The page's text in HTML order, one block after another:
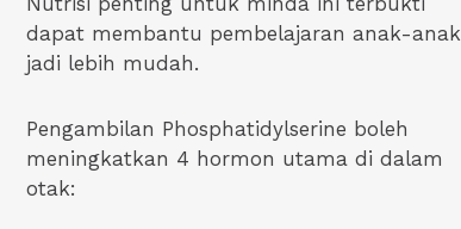
dapat membantu pembelajaran anak-anak
jadi lebih mudah.
Pengambilan Phosphatidylserine boleh
meningkatkan 4 hormon utama di dalam
otak: